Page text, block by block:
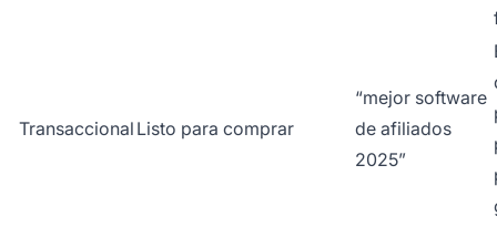
Transaccional Listo para comprar
“mejor software
de afiliados
2025”